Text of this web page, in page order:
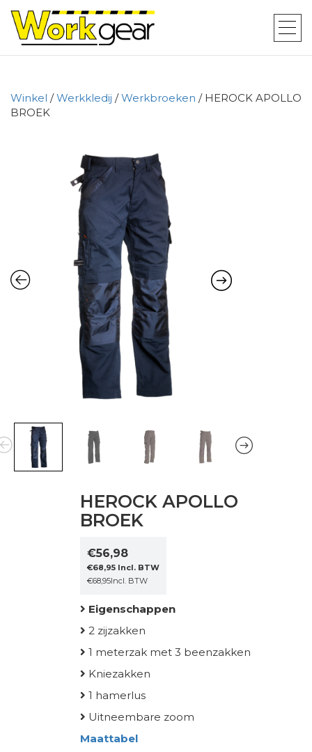
Winkel /Werkkledij /Werkbroeken / HEROCK APOLLO
BROEK
HEROCK APOLLO
BROEK
€56,98
€68,95 Incl. BTW
€68,95Incl. BTW
Eigenschappen
2 zijzakken
1 meterzak met 3 beenzakken
Kniezakken
1 hamerlus
Uitneembare zoom
Maattabel